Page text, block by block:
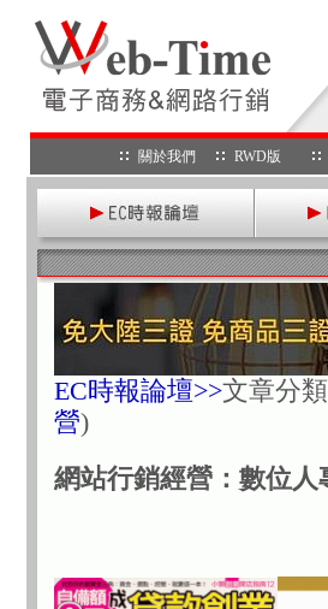
關於我們 RWD版
EC時報論壇>>文章分類
營)
網站行銷經營：數位